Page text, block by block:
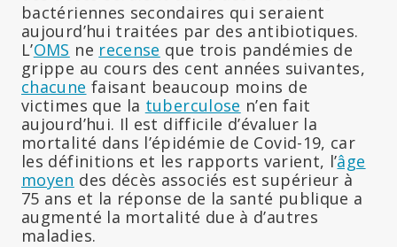
bactériennes secondaires qui seraient
aujourd’hui traitées par des antibiotiques.
L’OMS ne recense que trois pandémies de
grippe au cours des cent années suivantes,
chacune faisant beaucoup moins de
victimes que la tuberculose n’en fait
aujourd’hui. Il est difficile d’évaluer la
mortalité dans l’épidémie de Covid-19, car
les définitions et les rapports varient, l’âge
moyen des décès associés est supérieur à
75 ans et la réponse de la santé publique a
augmenté la mortalité due à d’autres
maladies.